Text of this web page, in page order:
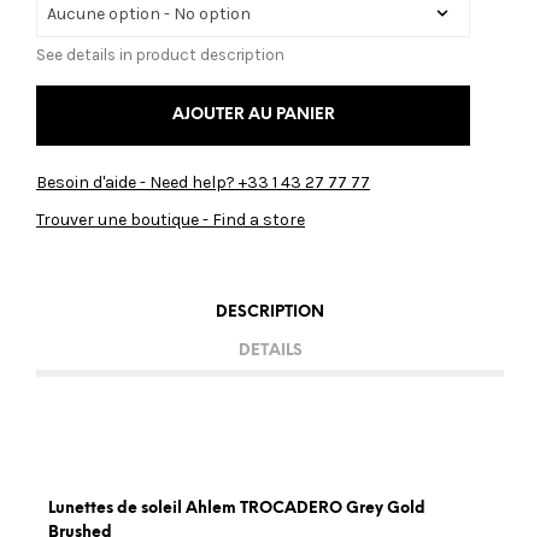
See details in product description
AJOUTER AU PANIER
Besoin d'aide - Need help? +33 1 43 27 77 77
Trouver une boutique - Find a store
DESCRIPTION
DETAILS
Lunettes de soleil Ahlem TROCADERO Grey Gold
Brushed